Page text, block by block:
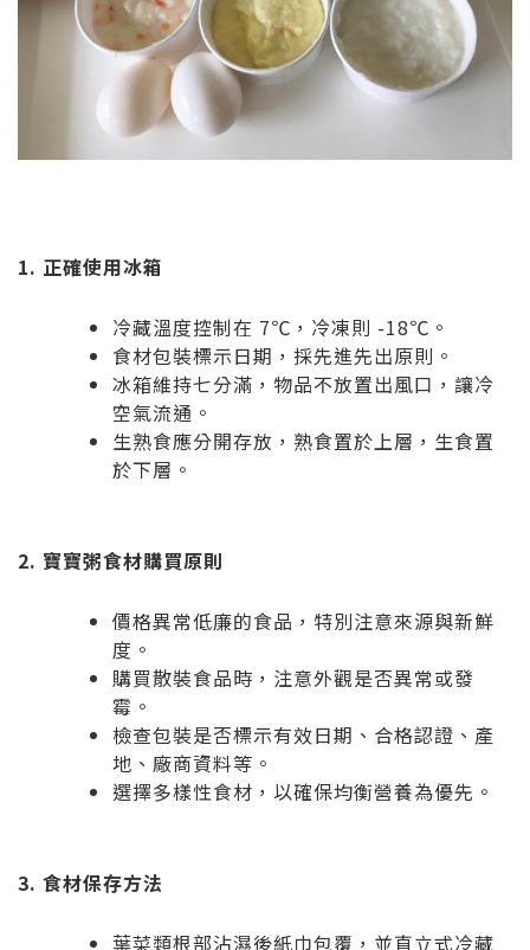
1. 正確使用冰箱
冷藏溫度控制在 7℃，冷凍則 -18℃。
食材包裝標示日期，採先進先出原則。
冰箱維持七分滿，物品不放置出風口，讓冷
空氣流通。
生熟食應分開存放，熟食置於上層，生食置
於下層。
2. 寶寶粥食材購買原則
價格異常低廉的食品，特別注意來源與新鮮
度。
購買散裝食品時，注意外觀是否異常或發
霉。
檢查包裝是否標示有效日期、合格認證、產
地、廠商資料等。
選擇多樣性食材，以確保均衡營養為優先。
3. 食材保存方法
葉菜類根部沾濕後紙巾包覆，並直立式冷藏